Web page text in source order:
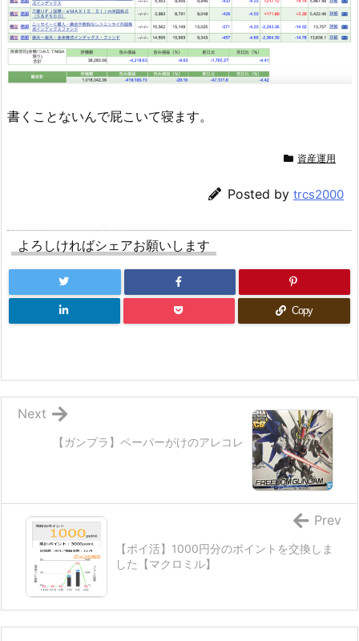
書くことないんで屁こいて寝ます。
資産運用
Posted by trcs2000
よろしければシェアお願いします
Copy
【ガンプラ】ペーパーがけのアレコレ
Next
【ポイ活】1000円分のポイントを交換しま
した【マクロミル】
Prev